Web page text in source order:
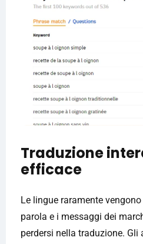
Traduzione
efficace
Le lingue raramente
parola e i messaggi dei
perdersi nella traduzione.